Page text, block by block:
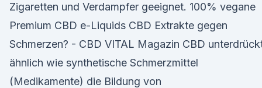
Zigaretten und Verdampfer geeignet. 100% vegane
Premium CBD e-Liquids CBD Extrakte gegen
Schmerzen? - CBD VITAL Magazin CBD
ähnlich wie synthetische Schmerzmittel
(Medikamente) die Bildung von